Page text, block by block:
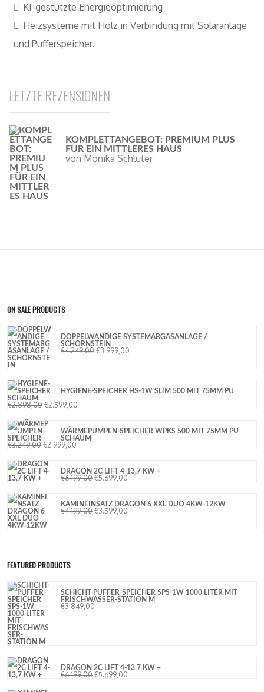
KI-gestützte Energieoptimierung
Heizsysteme mit Holz in Verbindung mit Solaranlage
und Pufferspeicher.
LETZTE REZENSIONEN
KOMPLETTANGEBOT: PREMIUM PLUS
FÜR EIN MITTLERES HAUS
von Monika Schlüter
ON SALE PRODUCTS
DOPPELWANDIGE SYSTEMABGASANLAGE /
SCHORNSTEIN
€4.249,00 €3.999,00
HYGIENE-SPEICHER HS-1W SLIM 500 MIT 75MM PU
SCHAUM
€2.898,00 €2.599,00
WÄRMEPUMPEN-SPEICHER WPKS 500 MIT 75MM PU
SCHAUM
€3.249,00 €2.999,00
DRAGON 2C LIFT 4-13,7 KW +
€6.199,00 €5.699,00
KAMINEINSATZ DRAGON 6 XXL DUO 4KW-12KW
€4.199,00 €3.599,00
FEATURED PRODUCTS
SCHICHT-PUFFER-SPEICHER SPS-1W 1000 LITER MIT
FRISCHWASSER-STATION M
€3.849,00
DRAGON 2C LIFT 4-13,7 KW +
€6.199,00 €5.699,00